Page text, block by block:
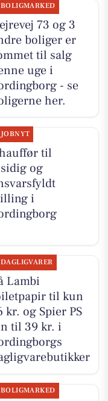
BOLIGMARKED
73 og 3
boliger er
til salg
uge i
- se
her.
JOBNYT
til
og
i
DAGLIGVARER
Lambi
til kun
kr. og Spier PS
til 39 kr. i
BOLIGMARKED